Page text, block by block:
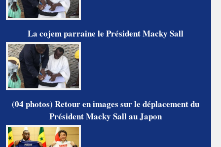
La cojem parraine le Président Macky Sall
(04 photos) Retour en images sur le déplacement du
Président Macky Sall au Japon